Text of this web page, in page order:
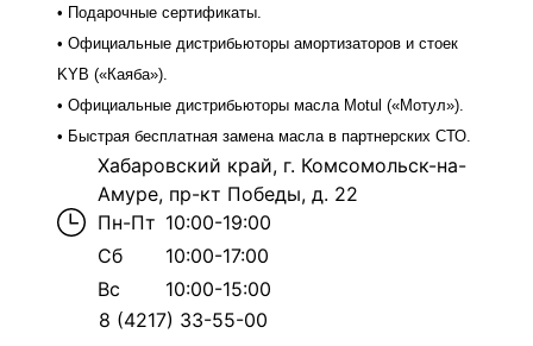
• Подарочные сертификаты.
• Официальные дистрибьюторы амортизаторов и стоек
KYB («Каяба»).
• Официальные дистрибьюторы масла Motul («Мотул»).
• Быстрая бесплатная замена масла в партнерских СТО.
Хабаровский край, г. Комсомольск-на-
Амуре, пр-кт Победы, д. 22
Пн-Пт 10:00-19:00
Сб
10:00-17:00
Вс
10:00-15:00
8 (4217) 33-55-00